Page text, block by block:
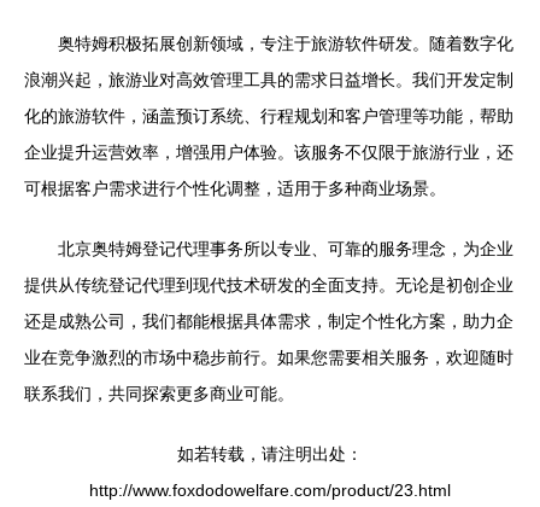
奥特姆积极拓展创新领域，专注于旅游软件研发。随着数字化
浪潮兴起，旅游业对高效管理工具的需求日益增长。我们开发定制
化的旅游软件，涵盖预订系统、行程规划和客户管理等功能，帮助
企业提升运营效率，增强用户体验。该服务不仅限于旅游行业，还
可根据客户需求进行个性化调整，适用于多种商业场景。
北京奥特姆登记代理事务所以专业、可靠的服务理念，为企业
提供从传统登记代理到现代技术研发的全面支持。无论是初创企业
还是成熟公司，我们都能根据具体需求，制定个性化方案，助力企
业在竞争激烈的市场中稳步前行。如果您需要相关服务，欢迎随时
联系我们，共同探索更多商业可能。
如若转载，请注明出处：
http://www.foxdodowelfare.com/product/23.html